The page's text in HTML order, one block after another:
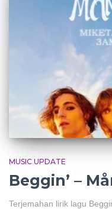
MUSIC UPDATE
Beggin’ –
Terjemahan lirik lagu